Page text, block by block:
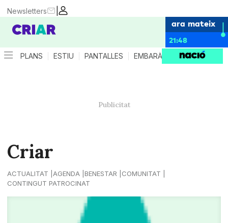
|
Newsletters
ara mateix
21:48
PLANS ESTIU PANTALLES EMBARÀS CRIANÇA
Criar
ACTUALITAT AGENDA BENESTAR
COMUNITAT
CONTINGUT PATROCINAT